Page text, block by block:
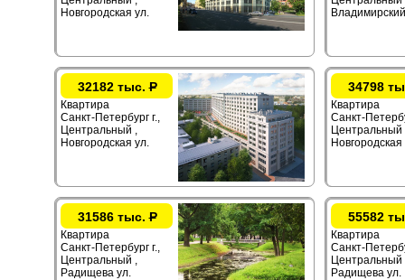
Новгородская ул.
32182 тыс.Р
Квартира
Санкт-Петербург г.,
Центральный ,
Новгородская ул.
34798
Квартира
Санкт-
Центральный
Новгородская
31586 тыс.Р
Квартира
Санкт-Петербург г.,
Центральный ,
Радищева ул.
55582
Квартира
Санкт-
Центральный
Радищева ул.